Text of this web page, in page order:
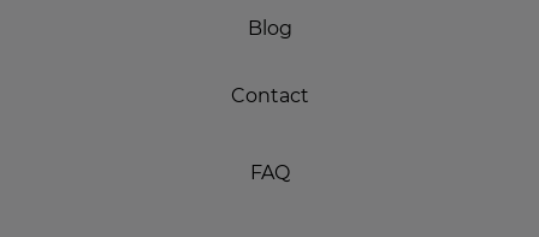
Blog
Contact
FAQ